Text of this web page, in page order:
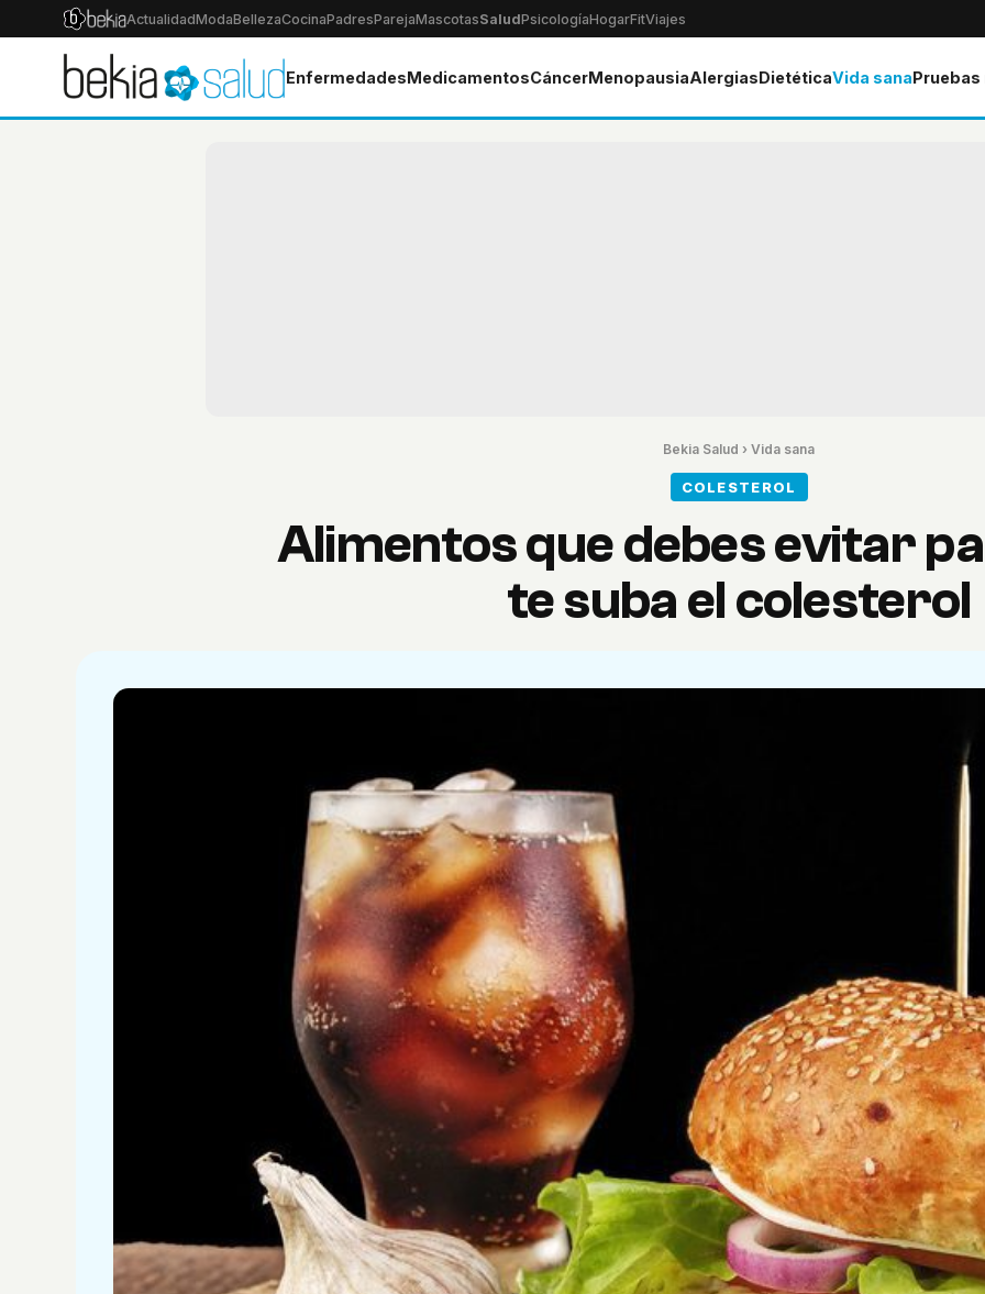
ActualidadModaBellezaCocinaPadresParejaMascotasSaludPsicologíaHogarFitViajes
EnfermedadesMedicamentosCáncerMenopausiaAlergiasDietéticaVida sana
Bekia Salud › Vida sana
COLESTEROL
Alimentos que debes evitar
te suba el colesterol